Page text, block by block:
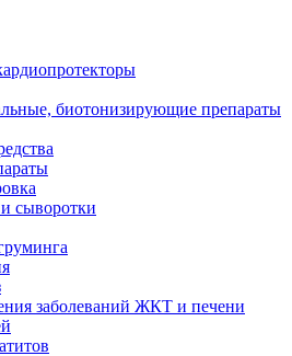
биотонизирующие препараты
сыворотки
заболеваний ЖКТ и печени